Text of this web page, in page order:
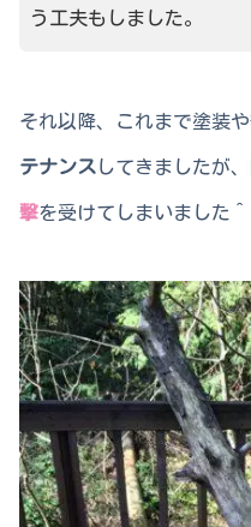
う工夫もしました。
それ以降、これまで塗装
テナンス してきましたが
撃を受けてしまいました＾